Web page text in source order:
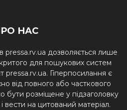
НАС
pressa.rv.ua дозволяється лише
для пошукових систем
pressa.rv.ua. Гіперпосилання є
від повного або часткового
бути розміщене у підзаголовку
вести на цитований матеріал.